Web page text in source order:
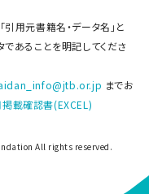
用元書籍名・データ名」と
あることを明記してくださ
までお
掲載確認書(EXCEL)
All rights reserved.